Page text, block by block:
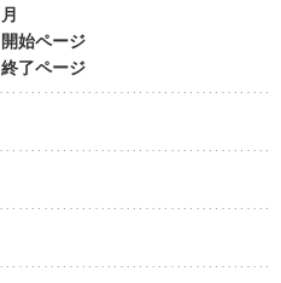
月
開始ページ
終了ページ